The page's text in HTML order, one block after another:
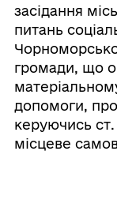
засідання
питань
громади, що
допомоги,
керуючись
місцеве